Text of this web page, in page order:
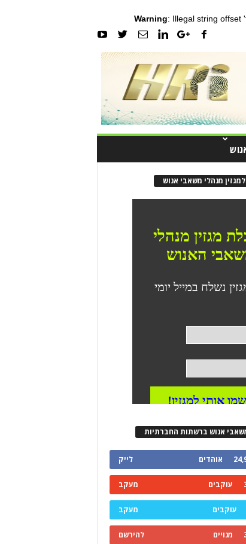
Warning: Illegal string offset
מנהלי משאבי אנוש
אנוש ברשתות החברתיות
אוהדים לייק
עוקבים מעקב
עוקבים מעקב
מנויים להירשם